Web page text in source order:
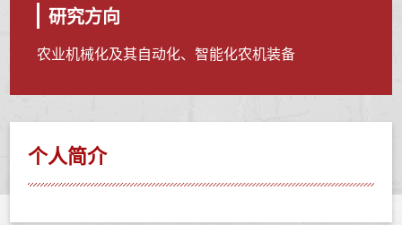
研究方向
农业机械化及其自动化、智能化农机装备
个人简介